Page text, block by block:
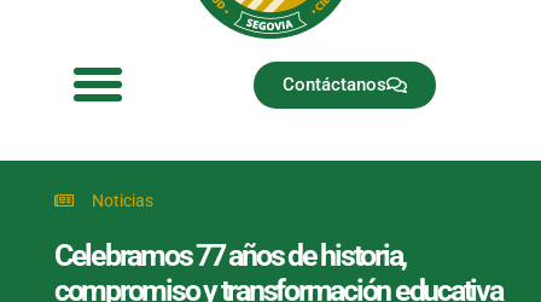
Contáctanos
Noticias
Celebramos 77 años de historia,
compromiso y transformación educativa